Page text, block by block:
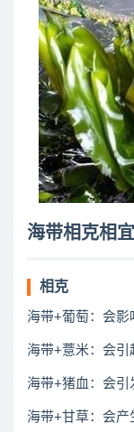
海带相克相
相克
海带+葡萄：会影
海带+薏米：会引
海带+猪血：会引
海带+甘草：会产